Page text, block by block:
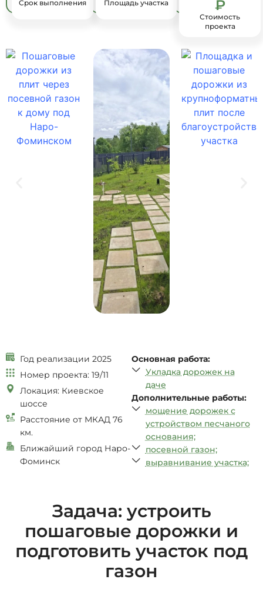
Cрок выполнения Площадь участка
₽
Стоимость
проекта
Год реализации 2025
Номер проекта: 19/11
Локация: Киевское
шоссе
Расстояние от МКАД 76
км.
Ближайший город Наро-
Фоминск
Основная работа:
Укладка дорожек на
даче
Дополнительные работы:
мощение дорожек с
устройством песчаного
основания;
посевной газон;
выравнивание участка;
Задача: устроить
пошаговые дорожки и
подготовить участок под
газон